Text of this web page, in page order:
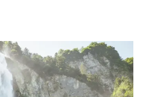
statt gedruckt
Produkte